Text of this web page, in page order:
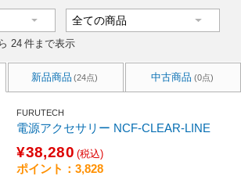
24 件まで表示
新品商品 (24点) 中古商品 (0点)
FURUTECH
電源アクセサリー NCF-CLEAR-LINE
¥38,280 (税込)
ポイント：3,828